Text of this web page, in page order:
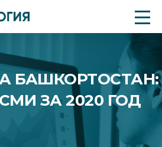
БАШКОРТОСТАН:
ЗА 2020 ГОД